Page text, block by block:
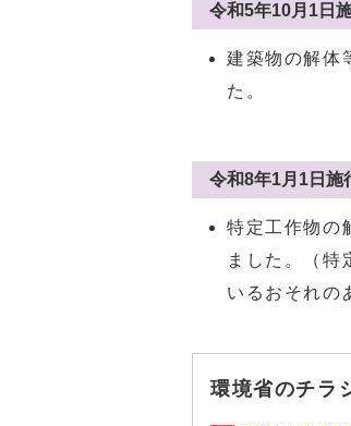
令和5年10月1日
建築物の解体
た。
令和8年1月1日施
特定工作物の
ました。（特
いるおそれの
環境省のチラ